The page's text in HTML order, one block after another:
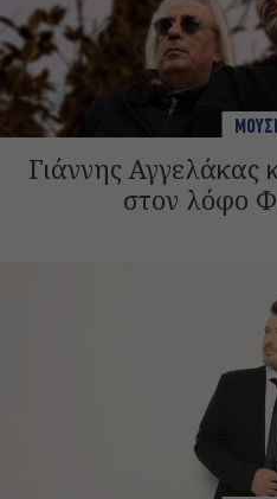
Γιάννης Αγγελάκας
στον λόφο